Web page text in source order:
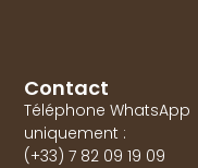
Contact
Téléphone WhatsApp
uniquement :
(+33) 7 82 09 19 09